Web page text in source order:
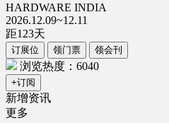
HARDWARE INDIA
2026.12.09~12.11
距123天
订展位 领门票 领会刊
浏览热度：6040
+订阅
新增资讯
更多